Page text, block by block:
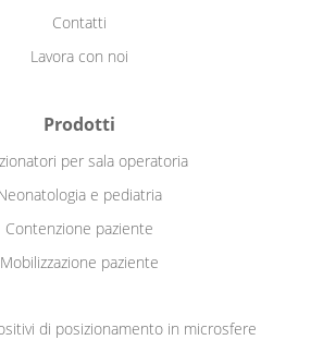
Contatti
Lavora con noi
Prodotti
per sala operatoria
e pediatria
Contenzione paziente
Mobilizzazione paziente
di posizionamento in microsfere